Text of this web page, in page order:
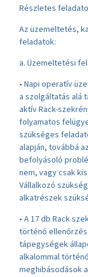
Részletes
Az üzemeltetés,
feladatok:
a. Üzemeltetési
• Napi operatív
a szolgáltatás alá
aktív Rack-
folyamatos
szükséges
alapján, továbbá
befolyásoló
nem, vagy csak
Vállalkozó
alkatrészek
• A 17 db Rack
történő
tápegységek
alkalommal
meghibásodások